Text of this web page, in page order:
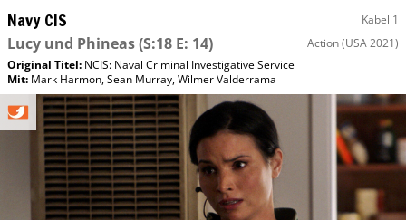
Navy CIS Kabel 1
Lucy und Phineas(S:18 E: 14) Action(USA 2021)
Original Titel: NCIS: Naval Criminal Investigative Service
Mit: Mark Harmon,Sean Murray,Wilmer Valderrama